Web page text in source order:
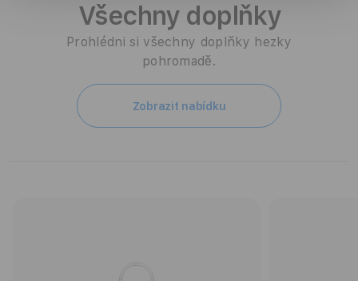
Všechny doplňky
Prohlédni si všechny doplňky hezky
pohromadě.
Zobrazit nabídku